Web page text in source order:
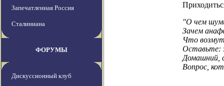
Запечатленная Россия
Сталиниана
ФОРУМЫ
Дискуссионный клуб
"О чем
Зачем
Что
Оставьте:
Домашний,
Вопрос,